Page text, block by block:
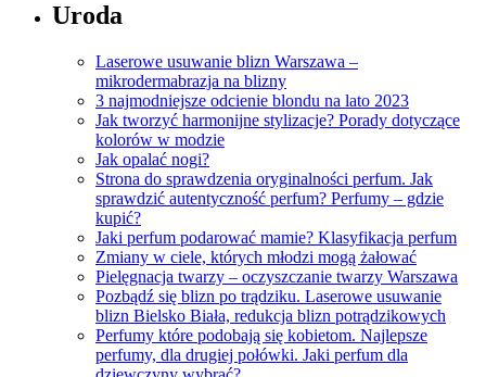
Uroda
Laserowe usuwanie blizn Warszawa –
mikrodermabrazja na blizny
3 najmodniejsze odcienie blondu na lato 2023
Jak tworzyć harmonijne stylizacje? Porady dotyczące
kolorów w modzie
Jak opalać nogi?
Strona do sprawdzenia oryginalności perfum. Jak
sprawdzić autentyczność perfum? Perfumy – gdzie
kupić?
Jaki perfum podarować mamie? Klasyfikacja perfum
Zmiany w ciele, których młodzi mogą żałować
Pielęgnacja twarzy – oczyszczanie twarzy Warszawa
Pozbądź się blizn po trądziku. Laserowe usuwanie
blizn Bielsko Biała, redukcja blizn potrądzikowych
Perfumy które podobają się kobietom. Najlepsze
perfumy, dla drugiej połówki. Jaki perfum dla